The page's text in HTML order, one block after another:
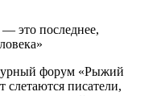
форум «Рыжий
слетаются писатели,